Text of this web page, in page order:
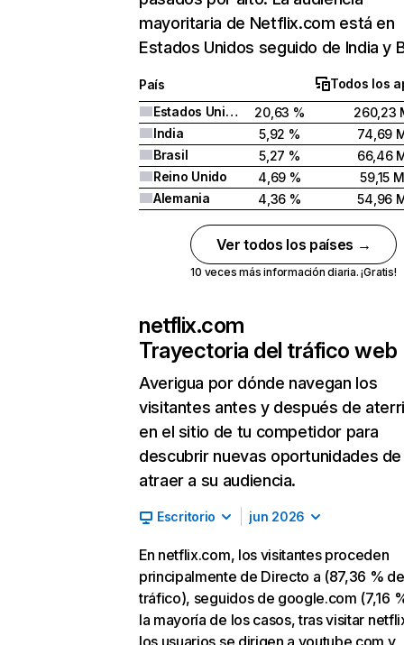
mayoritaria de Netflix.com está en
Estados Unidos seguido de India y
País
Todos los
Estados Unidos
20,63 %
260,23
India
5,92 %
74,69
Brasil
5,27 %
66,46
Reino Unido
4,69 %
59,15 M
Alemania
4,36 % 54,96
Ver todos los países →
10 veces más información diaria. ¡Gratis!
netflix.com
Trayectoria del tráfico web
Averigua por dónde navegan los
visitantes antes y después de
en el sitio de tu competidor para
descubrir nuevas oportunidades de
atraer a su audiencia.
Escritorio jun 2026
En netflix.com, los visitantes proceden
principalmente de Directo a (87,36 % de
tráfico), seguidos de google.com (7,16
la mayoría de los casos, tras visitar
los usuarios se dirigen a youtube.com y